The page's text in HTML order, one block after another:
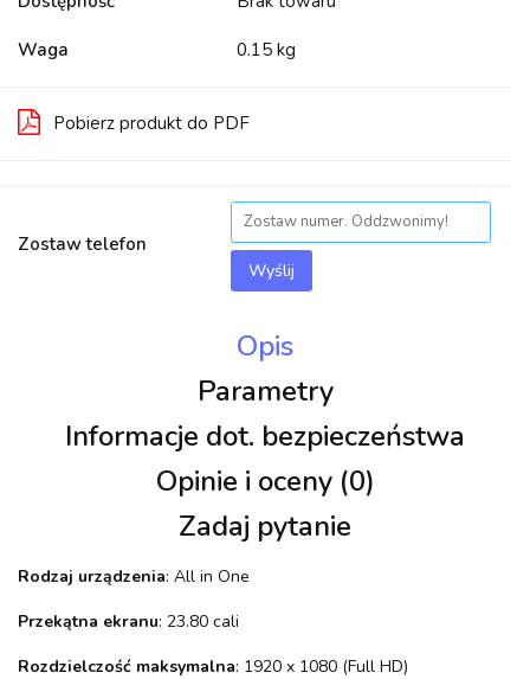
Waga 0.15 kg
Pobierz produkt do PDF
Zostaw telefon
Wyślij
Opis
Parametry
Informacje dot. bezpieczeństwa
Opinie i oceny (0)
Zadaj pytanie
Rodzaj urządzenia: All in One
Przekątna ekranu: 23.80 cali
Rozdzielczość maksymalna: 1920 x 1080 (Full HD)